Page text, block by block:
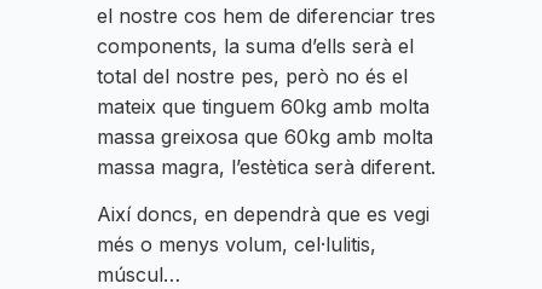
el nostre cos hem de diferenciar tres
components, la suma d’ells serà el
total del nostre pes, però no és el
mateix que tinguem 60kg amb molta
massa greixosa que 60kg amb molta
massa magra, l’estètica serà diferent.
Així doncs, en dependrà que es vegi
més o menys volum, cel·lulitis,
múscul…